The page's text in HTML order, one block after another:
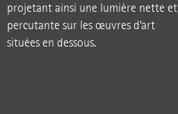
projetant ainsi une lumière nette et
percutante sur les œuvres d’art
situées en dessous.